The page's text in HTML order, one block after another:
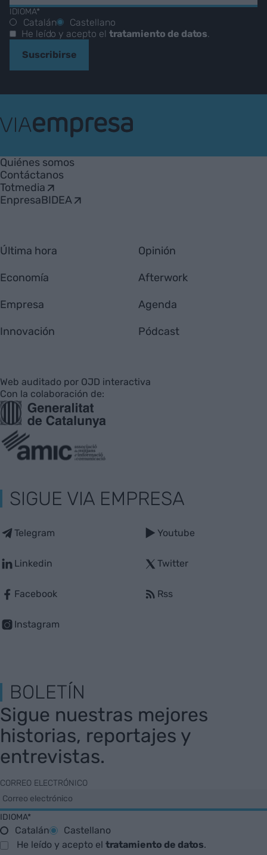
IDIOMA*
Catalán
Castellano
He leído y acepto el tratamiento de datos.
Suscribirse
Empresa
Quiénes somos
Contáctanos
Totmedia
EnpresaBIDEA
Última hora
Economía
Empresa
Innovación
Opinión
Afterwork
Agenda
Pódcast
Web auditado por OJD interactiva
Con la colaboración de:
SIGUE VIA EMPRESA
Telegram
Linkedin
Facebook
Instagram
Youtube
Twitter
Rss
BOLETÍN
Sigue nuestras mejores
historias, reportajes y
entrevistas.
CORREO ELECTRÓNICO
IDIOMA*
Catalán
Castellano
He leído y acepto el tratamiento de datos.